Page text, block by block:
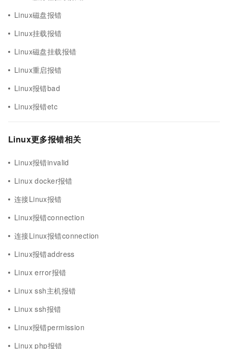
Linux磁盘报错
Linux挂载报错
Linux磁盘挂载报错
Linux重启报错
Linux报错bad
Linux报错etc
Linux更多报错相关
Linux报错invalid
Linux docker报错
连接Linux报错
Linux报错connection
连接Linux报错connection
Linux报错address
Linux error报错
Linux ssh主机报错
Linux ssh报错
Linux报错permission
Linux php报错